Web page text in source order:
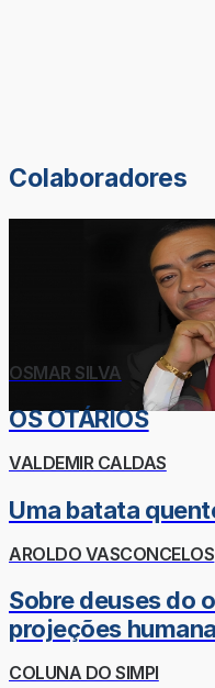
Colaboradores
OSMAR SILVA
OS OTÁRIOS
VALDEMIR CALDAS
Uma batata
AROLDO VASCONCELOS
Sobre deuses do
projeções
COLUNA DO SIMPI